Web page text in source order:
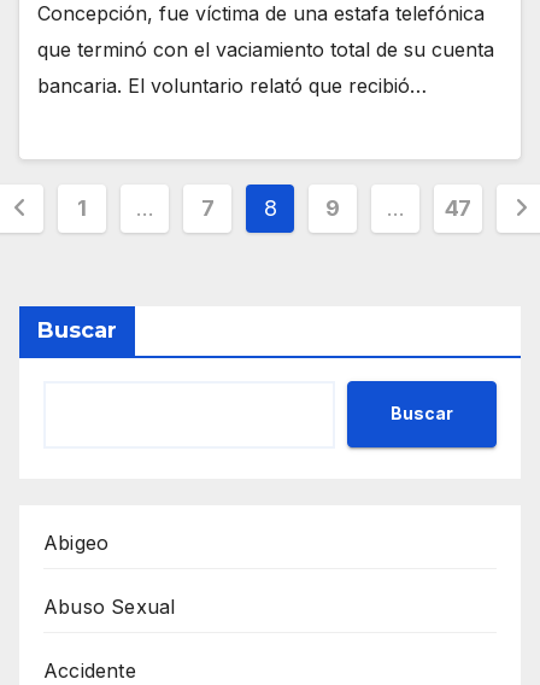
Concepción, fue víctima de una estafa telefónica
que terminó con el vaciamiento total de su cuenta
bancaria. El voluntario relató que recibió…
1 … 7 8 9 … 47
Buscar
Buscar
Abigeo
Abuso Sexual
Accidente